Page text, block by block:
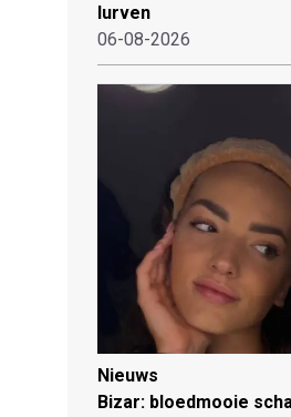
lurven
06-08-2026
Nieuws
Bizar: bloedmooie